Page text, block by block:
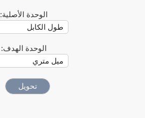
الوحدة الأصلية:
الوحدة الهدف: